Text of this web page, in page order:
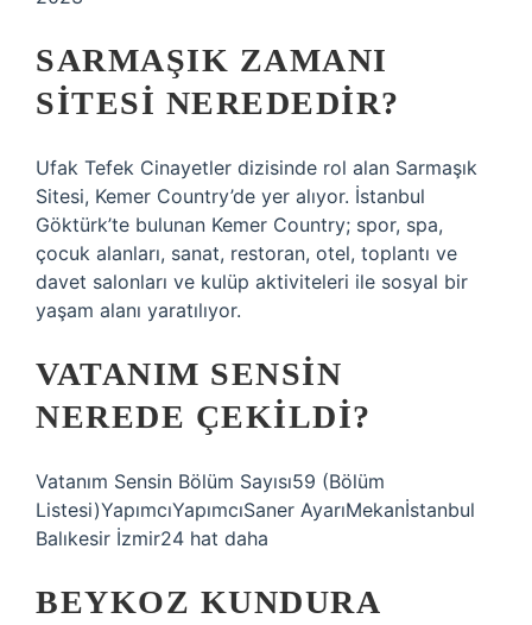
SARMAŞIK ZAMANI
SITESI NEREDEDIR?
Ufak Tefek Cinayetler dizisinde rol alan Sarmaşık
Sitesi, Kemer Country’de yer alıyor. İstanbul
Göktürk’te bulunan Kemer Country; spor, spa,
çocuk alanları, sanat, restoran, otel, toplantı ve
davet salonları ve kulüp aktiviteleri ile sosyal bir
yaşam alanı yaratılıyor.
VATANIM SENSIN
NEREDE ÇEKILDI?
Vatanım Sensin Bölüm Sayısı59 (Bölüm
Listesi)YapımcıYapımcıSaner AyarıMekanİstanbul
Balıkesir İzmir24 hat daha
BEYKOZ KUNDURA